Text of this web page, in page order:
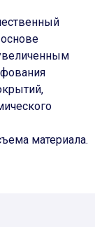
материала.